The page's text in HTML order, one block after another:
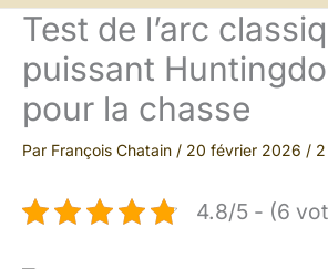
Test de l’arc
puissant
pour la chasse
Par François Chatain / 20 février 2026 /
4.8/5 - (6
r
h
e